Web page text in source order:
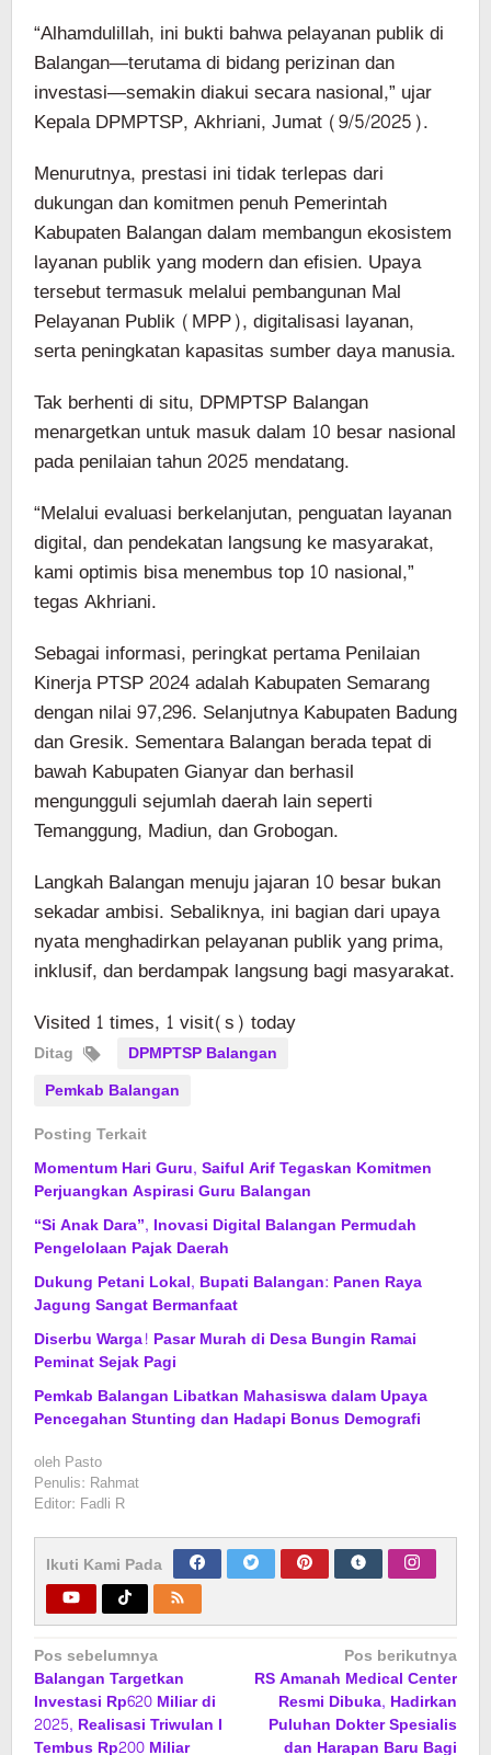
“Alhamdulillah, ini bukti bahwa pelayanan publik di
Balangan—terutama di bidang perizinan dan
investasi—semakin diakui secara nasional,” ujar
Kepala DPMPTSP, Akhriani, Jumat (9/5/2025).
Menurutnya, prestasi ini tidak terlepas dari
dukungan dan komitmen penuh Pemerintah
Kabupaten Balangan dalam membangun ekosistem
layanan publik yang modern dan efisien. Upaya
tersebut termasuk melalui pembangunan Mal
Pelayanan Publik (MPP), digitalisasi layanan,
serta peningkatan kapasitas sumber daya manusia.
Tak berhenti di situ, DPMPTSP Balangan
menargetkan untuk masuk dalam 10 besar nasional
pada penilaian tahun 2025 mendatang.
“Melalui evaluasi berkelanjutan, penguatan layanan
digital, dan pendekatan langsung ke masyarakat,
kami optimis bisa menembus top 10 nasional,”
tegas Akhriani.
Sebagai informasi, peringkat pertama Penilaian
Kinerja PTSP 2024 adalah Kabupaten Semarang
dengan nilai 97,296. Selanjutnya Kabupaten Badung
dan Gresik. Sementara Balangan berada tepat di
bawah Kabupaten Gianyar dan berhasil
mengungguli sejumlah daerah lain seperti
Temanggung, Madiun, dan Grobogan.
Langkah Balangan menuju jajaran 10 besar bukan
sekadar ambisi. Sebaliknya, ini bagian dari upaya
nyata menghadirkan pelayanan publik yang prima,
inklusif, dan berdampak langsung bagi masyarakat.
Visited 1 times, 1 visit(s) today
Ditag
DPMPTSP Balangan
Pemkab Balangan
Posting Terkait
Momentum Hari Guru, Saiful Arif Tegaskan Komitmen
Perjuangkan Aspirasi Guru Balangan
“Si Anak Dara”, Inovasi Digital Balangan Permudah
Pengelolaan Pajak Daerah
Dukung Petani Lokal, Bupati Balangan: Panen Raya
Jagung Sangat Bermanfaat
Diserbu Warga! Pasar Murah di Desa Bungin Ramai
Peminat Sejak Pagi
Pemkab Balangan Libatkan Mahasiswa dalam Upaya
Pencegahan Stunting dan Hadapi Bonus Demografi
oleh Pasto
Penulis: Rahmat
Editor: Fadli R
Ikuti Kami Pada
Navigasi
pos
Pos sebelumnya
Balangan Targetkan
Investasi Rp620 Miliar di
2025, Realisasi Triwulan I
Tembus Rp200 Miliar
Pos berikutnya
RS Amanah Medical Center
Resmi Dibuka, Hadirkan
Puluhan Dokter Spesialis
dan Harapan Baru Bagi